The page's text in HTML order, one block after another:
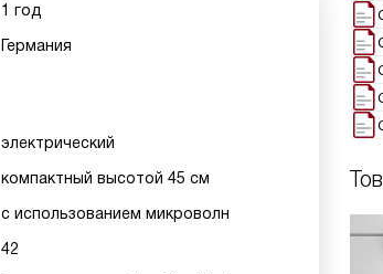
1 год
Германия
электрический
компактный высотой 45 см
с использованием микроволн
42